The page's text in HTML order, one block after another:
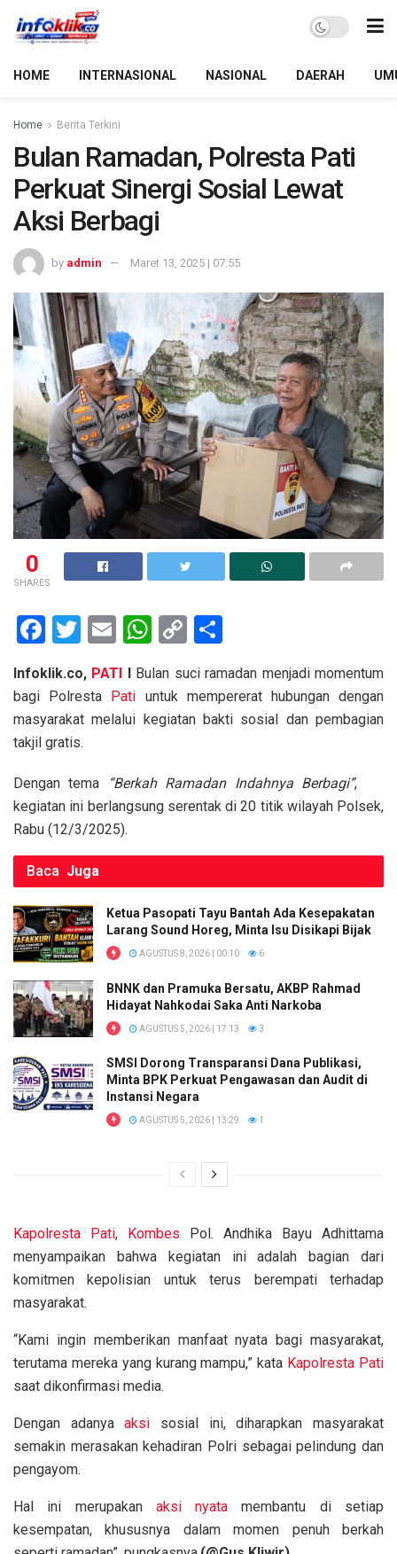
HOME INTERNASIONAL NASIONAL DAERAH
Home Berita Terkini
Bulan Ramadan, Polresta Pati
Perkuat Sinergi Sosial Lewat
Aksi Berbagi
by admin Maret 13, 2025 | 07:55
0
SHARES
F
ce
b
o
o
k
T
tt
er
E
ail
W
at
s
p
p
C
py
Li
k
ar
e
Infoklik.co, PATI
Bulan suci ramadan menjadi momentum
bagi Polresta
Pati untuk mempererat hubungan dengan
masyarakat melalui kegiatan bakti sosial dan pembagian
takjil gratis.
Dengan tema “Berkah Ramadan Indahnya Berbagi”,
kegiatan ini berlangsung serentak di 20 titik wilayah Polsek,
Rabu (12/3/2025).
Baca Juga
Ketua Pasopati Tayu Bantah Ada Kesepakatan
Larang Sound Horeg, Minta Isu Disikapi Bijak
AGUSTUS 8, 2026 | 00:10 6
BNNK dan Pramuka Bersatu, AKBP Rahmad
Hidayat Nahkodai Saka Anti Narkoba
AGUSTUS 5, 2026 | 17:13 3
SMSI Dorong Transparansi Dana Publikasi,
Minta BPK Perkuat Pengawasan dan Audit di
Instansi Negara
AGUSTUS 5, 2026 | 13:29 1
Kapolresta Pati, Kombes Pol. Andhika Bayu Adhittama
menyampaikan bahwa kegiatan ini adalah bagian dari
komitmen kepolisian untuk terus berempati terhadap
masyarakat.
“Kami ingin memberikan manfaat nyata bagi masyarakat,
terutama mereka yang kurang mampu,” kata Kapolresta Pati
saat dikonfirmasi media.
Dengan adanyaaksi sosial ini, diharapkan masyarakat
semakin merasakan kehadiran Polri sebagai pelindung dan
pengayom.
Hal ini merupakan aksi nyata membantu di setiap
kesempatan, khususnya dalam momen penuh berkah